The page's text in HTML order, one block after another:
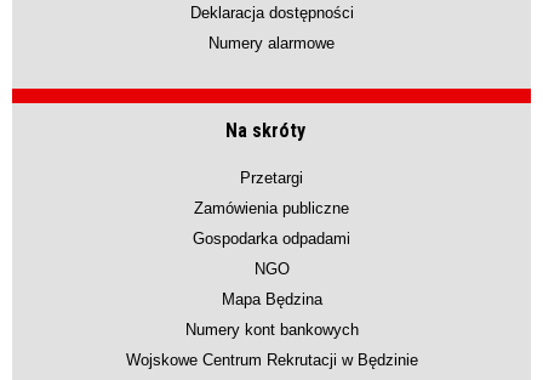
Deklaracja dostępności
Numery alarmowe
Na skróty
Przetargi
Zamówienia publiczne
Gospodarka odpadami
NGO
Mapa Będzina
Numery kont bankowych
Wojskowe Centrum Rekrutacji w Będzinie